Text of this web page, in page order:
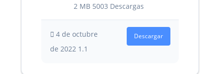
2 MB 5003 Descargas
4 de octubre
de 2022 1.1
Descargar